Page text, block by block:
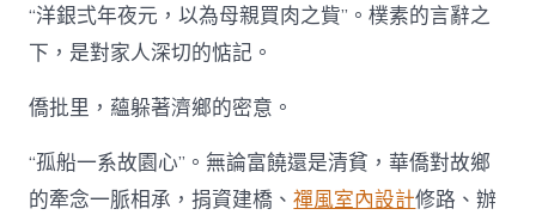
“洋銀弍年夜元，以為母親買肉之貲”。樸素的言辭之
下，是對家人深切的惦記。
僑批里，蘊躲著濟鄉的密意。
“孤船一系故園心”。無論富饒還是清貧，華僑對故鄉
的牽念一脈相承，捐資建橋、禪風室內設計修路、辦